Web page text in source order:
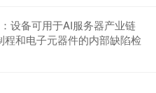
设备可用于AI服务器产业链
和电子元器件的内部缺陷检